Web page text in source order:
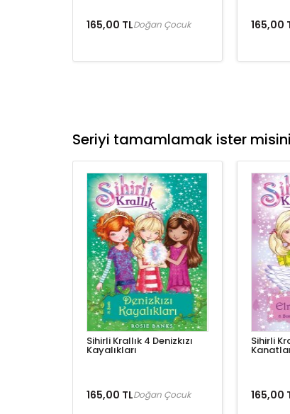
165,00 TLDoğan Çocuk 165,00
Seriyi tamamlamak ister
Sihirli Krallık 4 Denizkızı
Kayalıkları
165,00 TLDoğan Çocuk
Sihirli
165,00